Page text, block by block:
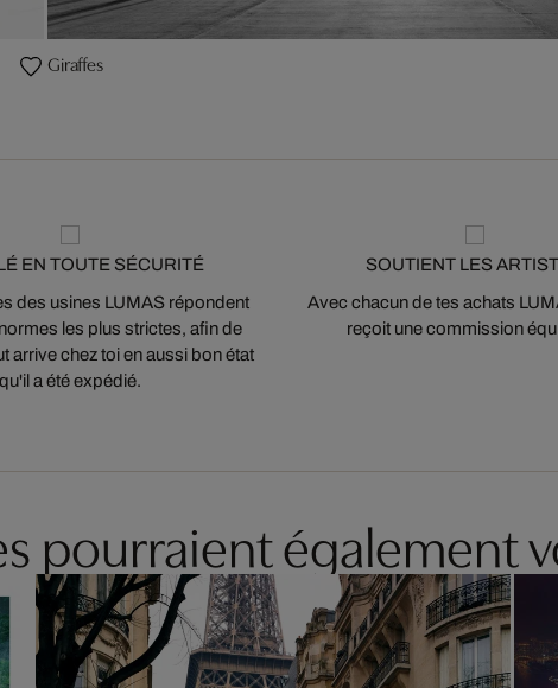
Giraffes
EN TOUTE SÉCURITÉ
des usines LUMAS répondent
les plus strictes, afin de
arrive chez toi en aussi bon état
qu'il a été expédié.
SOUTIENT LES
Avec chacun de tes achats
reçoit une commission
pourraient également